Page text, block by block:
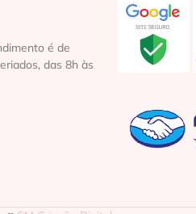
é de
das 8h às